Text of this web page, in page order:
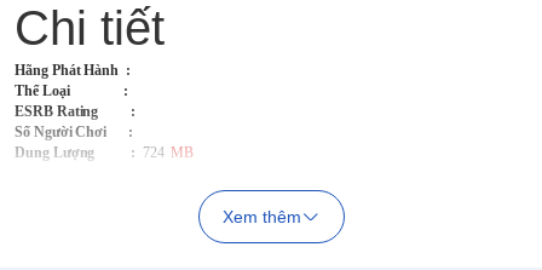
Chi tiết
Hãng Phát Hành :
Thể Loại :
ESRB Rating :
Số Người Chơi :
Dung Lượng : 724MB
Xem thêm